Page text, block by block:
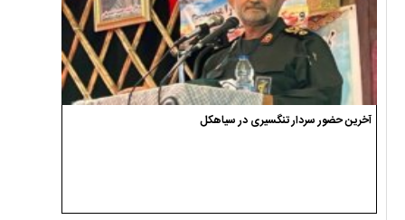
آخرین حضور سردار تنگسیری در سیاهکل